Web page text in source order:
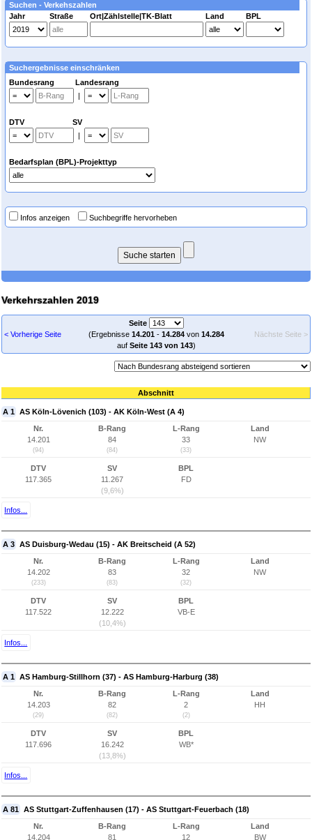
Suchen - Verkehszahlen
Jahr
Straße Ort|Zählstelle|TK-Blatt Land BPL
Suchergebnisse einschränken
Bundesrang Landesrang
|
DTV SV
|
Bedarfsplan (BPL)-Projekttyp
Infos anzeigen Suchbegriffe hervorheben
Verkehrszahlen 2019
< Vorherige Seite
Seite
(Ergebnisse 14.201- 14.284von 14.284
auf Seite 143 von 143)
Nächste Seite >
Abschnitt
A 1 AS Köln-Lövenich (103) - AK Köln-West (A 4)
Nr.
14.201
(94)
B-Rang
84
(84)
L-Rang
33
(33)
Land
NW
DTV
117.365
SV
11.267
(9,6%)
BPL
FD
Infos...
A 3 AS Duisburg-Wedau (15) - AK Breitscheid (A 52)
Nr.
14.202
(233)
B-Rang
83
(83)
L-Rang
32
(32)
Land
NW
DTV
117.522
SV
12.222
(10,4%)
BPL
VB-E
Infos...
A 1 AS Hamburg-Stillhorn (37) - AS Hamburg-Harburg (38)
Nr.
14.203
(29)
B-Rang
82
(82)
L-Rang
2
(2)
Land
HH
DTV
117.696
SV
16.242
(13,8%)
BPL
WB*
Infos...
A 81 AS Stuttgart-Zuffenhausen (17) - AS Stuttgart-Feuerbach (18)
Nr.
14.204
B-Rang
81
L-Rang
12
Land
BW